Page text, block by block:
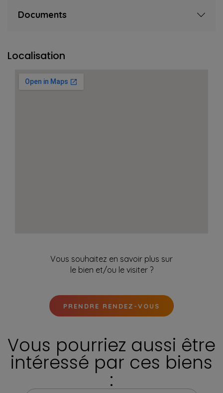
Documents
Localisation
Vous souhaitez en savoir plus sur
le bien et/ou le visiter ?
PRENDRE RENDEZ-VOUS
Vous pourriez aussi être
intéressé par ces biens
: